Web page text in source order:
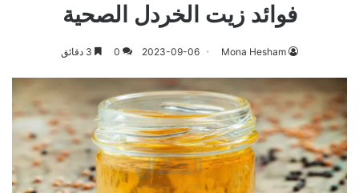
فوائد زيت الخردل الصحية
Mona Hesham
2023-09-06
0